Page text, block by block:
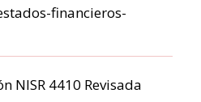
financieros-
NISR 4410 Revisada